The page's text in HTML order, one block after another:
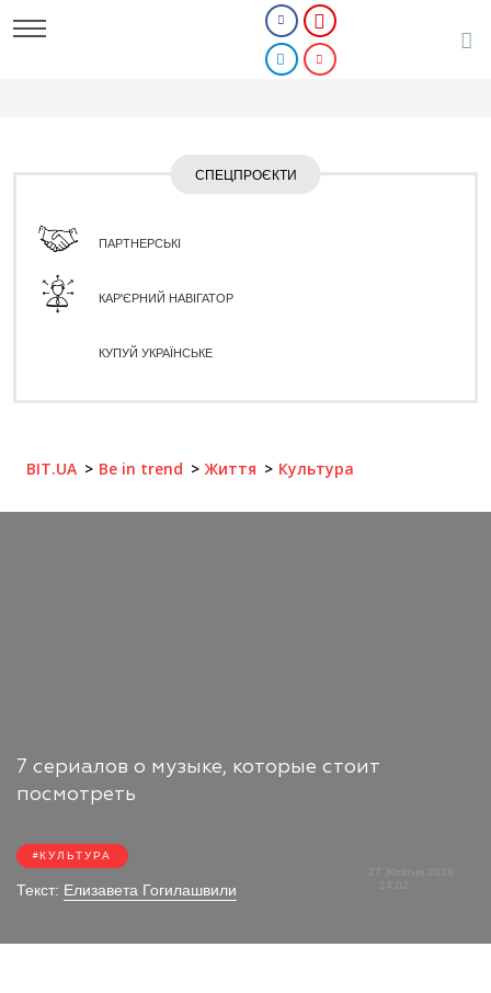
СПЕЦПРОЄКТИ
ПАРТНЕРСЬКІ
КАР'ЄРНИЙ НАВІГАТОР
КУПУЙ УКРАЇНСЬКЕ
BIT.UA Be in trend Життя Культура
7 сериалов о музыке, которые стоит
посмотреть
КУЛЬТУРА
Текст: Елизавета Гогилашвили
27 Жовтня 2018